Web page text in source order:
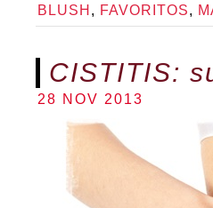
BLUSH , FAVORITOS,
CISTITIS:
28 NOV 2013